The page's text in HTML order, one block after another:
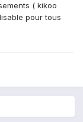
( kikoo
pour tous